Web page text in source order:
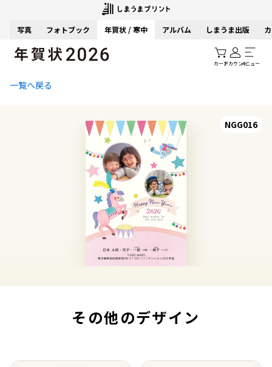
写真 フォトブック 年賀状 / 寒中 アルバム しまうま出版
カートアカウントメニュー
一覧へ戻る
NGG016
その他のデザイン